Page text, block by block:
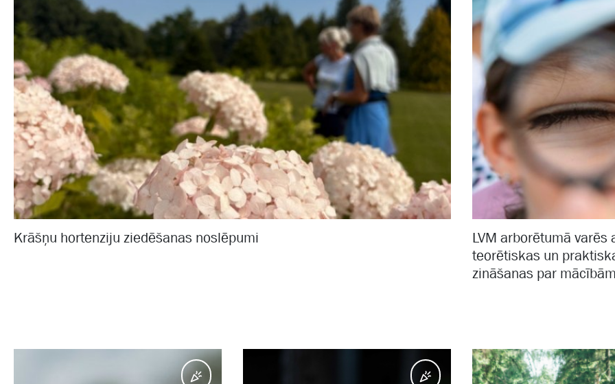
Krāšņu hortenziju ziedēšanas noslēpumi
LVM arborētumā varēs
teorētiskas un
zināšanas par
Pasākumi Pasākumi